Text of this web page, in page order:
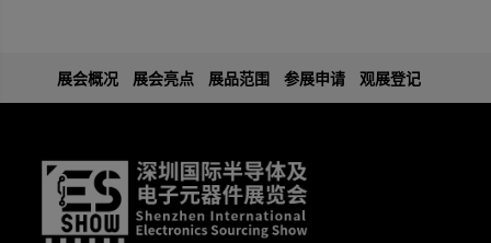
展会概况 展会亮点 展品范围 参展申请 观展登记